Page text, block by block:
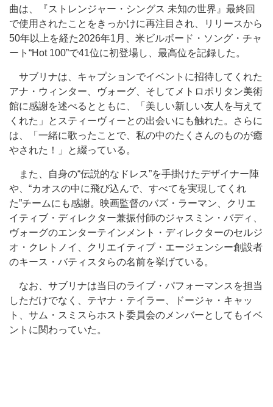
曲は、『ストレンジャー・シングス 未知の世界』最終回
で使用されたことをきっかけに再注目され、リリースから
50年以上を経た2026年1月、米ビルボード・ソング・チャ
ート“Hot 100”で41位に初登場し、最高位を記録した。
サブリナは、キャプションでイベントに招待してくれた
アナ・ウィンター、ヴォーグ、そしてメトロポリタン美術
館に感謝を述べるとともに、「美しい新しい友人を与えて
くれた」とスティーヴィーとの出会いにも触れた。さらに
は、「一緒に歌ったことで、私の中のたくさんのものが癒
やされた！」と綴っている。
また、自身の“伝説的なドレス”を手掛けたデザイナー陣
や、“カオスの中に飛び込んで、すべてを実現してくれ
た”チームにも感謝。映画監督のバズ・ラーマン、クリエ
イティブ・ディレクター兼振付師のジャスミン・バディ、
ヴォーグのエンターテインメント・ディレクターのセルジ
オ・クレトノイ、クリエイティブ・エージェンシー創設者
のキース・バティスタらの名前を挙げている。
なお、サブリナは当日のライブ・パフォーマンスを担当
しただけでなく、テヤナ・テイラー、ドージャ・キャッ
ト、サム・スミスらホスト委員会のメンバーとしてもイベ
ントに関わっていた。